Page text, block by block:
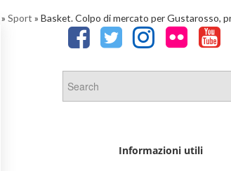
» Sport » Basket. Colpo di mercato per Gustarosso,
Informazioni utili